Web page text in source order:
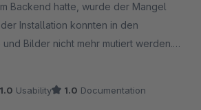
Backend hatte, wurde der Mangel
Installation konnten in den
Bilder nicht mehr mutiert werden.
Plugin deaktivieren und dann jeweils
an.
1.0 Usability 1.0 Documentation